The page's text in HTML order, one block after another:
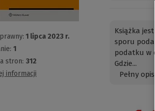
1 lipca 2023 r.
1
stron: 312
informacji
Książka
sporu
podatku w
Gdzie...
Pełny opis